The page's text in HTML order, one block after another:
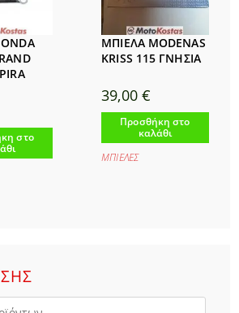
στο
ΜΠΙΕΛΑ MODENAS
KRISS 115 ΓΝΗΣΙΑ
39,00 €
Προσθήκη στο
καλάθι
ΜΠΙΕΛΕΣ